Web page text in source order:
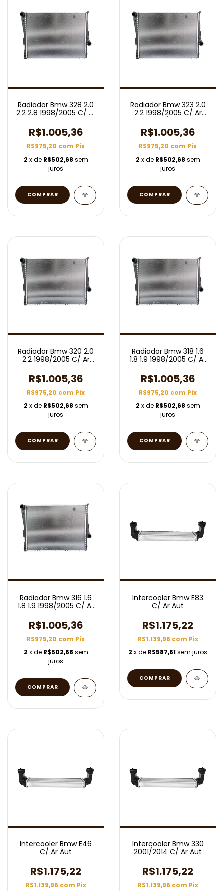
Radiador Bmw 328 2.0
2.2 2.8 1998/2005 C/ Ar
R$1.005,36
R$975,20 com Pix
2 x de R$502,68 sem
juros
Radiador Bmw 323 2.0
2.2 1998/2005 C/ Ar
R$1.005,36
R$975,20 com Pix
2 x de R$502,68 sem
juros
Radiador Bmw 320 2.0
2.2 1998/2005 C/ Ar
R$1.005,36
R$975,20 com Pix
2 x de R$502,68 sem
juros
Radiador Bmw 318 1.6
1.8 1.9 1998/2005 C/ Ar
R$1.005,36
R$975,20 com Pix
2 x de R$502,68 sem
juros
Radiador Bmw 316 1.6
1.8 1.9 1998/2005 C/ Ar
R$1.005,36
R$975,20 com Pix
2 x de R$502,68 sem
juros
Intercooler Bmw E83
C/ Ar Aut
R$1.175,22
R$1.139,96 com Pix
2 x de R$587,61sem juros
Intercooler Bmw E46
C/ Ar Aut
R$1.175,22
R$1.139,96 com Pix
Intercooler Bmw 330
2001/2014 C/ Ar Aut
R$1.175,22
R$1.139,96 com Pix